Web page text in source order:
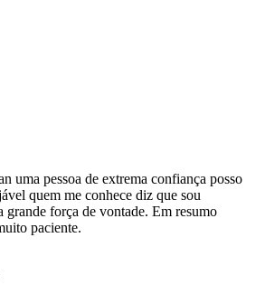
uma pessoa de extrema confiança posso
quem me conhece diz que sou
grande força de vontade. Em resumo
paciente.